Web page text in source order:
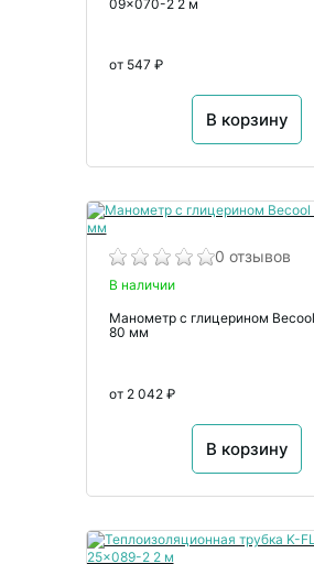
09x070-2 2 м
от 547 ₽
В корзину
0 отзывов
В наличии
Манометр с глицерином
80 мм
от 2 042 ₽
В корзину